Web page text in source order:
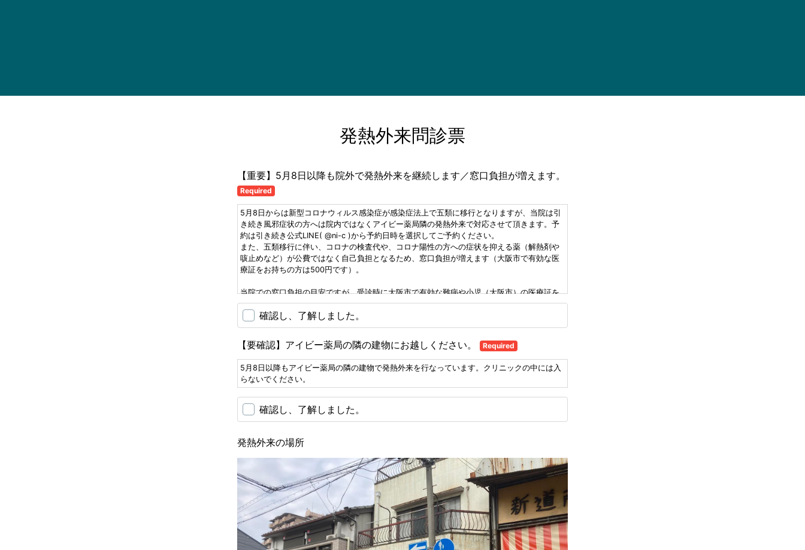
発熱外来問診票
【重要】5月8日以降も院外で発熱外来を継続します／窓口負担が増えます。
Required
5月8日からは新型コロナウィルス感染症が感染症法上で五類に移行となりますが、当院は引
き続き風邪症状の方へは院内ではなくアイビー薬局隣の発熱外来で対応させて頂きます。予
約は引き続き公式LINE( @ni-c )から予約日時を選択してご予約ください。
また、五類移行に伴い、コロナの検査代や、コロナ陽性の方への症状を抑える薬（解熱剤や
咳止めなど）が公費ではなく自己負担となるため、窓口負担が増えます（大阪市で有効な医
療証をお持ちの方は500円です）。
当院での窓口負担の目安ですが、受診時に大阪市で有効な難病や小児（大阪市）の医療証を
お持ちの方は500円となります。一方、例えば3割負担の保険証をお持ちで、かつ難病や小児
（大阪市）、生活保護などの医療証をお持ちでない場合、コロナの検査をしてコロナ陽性の
場合は約4100円〜6300円程度かかります。1割負担の保険証を持ちの方は1400円〜2100円
程度かかります。
あくまで目安ですが、具体的には
（例）3割負担の保険証の方の場合
・抗原検査で陽性だった場合は約4100円
・抗原検査陰性で、院内COVID-19核酸増幅検査を行って陽性だった場合は約6300円
・抗原検査を行わず、いきなり院内COVID-19核酸増幅検査を行って陽性の場合は約5400円
・コロナの検査を希望せず診察と院外処方→約2300円 （風邪症状でコロナの検査を希望さ
れなくても、コロナの可能性も考慮して防護服対応を行います。）
※インフルの検査も行う場合は+約400円（発熱後48時間以内の場合のみ検査対象。48時間以
このように5月8日以降は五類以降となりますが、当院では引き続き院外の発熱外来で対応さ
せて頂くこと、および（大阪市で有効な医療証をお持ちでない方は）発熱外来の費用が高く
なることをご了解頂いた上でご受診ください。
確認し、了解しました。
【要確認】アイビー薬局の隣の建物にお越しください。 Required
5月8日以降もアイビー薬局の隣の建物で発熱外来を行なっています。クリニックの中には入
らないでください。
確認し、了解しました。
発熱外来の場所